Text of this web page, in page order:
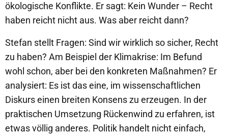
ökologische Konflikte. Er sagt: Kein Wunder – Recht
haben reicht nicht aus. Was aber reicht dann?
Stefan stellt Fragen: Sind wir wirklich so sicher, Recht
zu haben? Am Beispiel der Klimakrise: Im Befund
wohl schon, aber bei den konkreten Maßnahmen? Er
analysiert: Es ist das eine, im wissenschaftlichen
Diskurs einen breiten Konsens zu erzeugen. In der
praktischen Umsetzung Rückenwind zu erfahren, ist
etwas völlig anderes. Politik handelt nicht einfach,